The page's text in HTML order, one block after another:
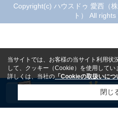
Copyright(c) ハウスドゥ 愛西（
ト） All
当サイトでは、お客様の当サイト利用状
して、クッキー（Cookie）を使用してい
詳しくは、当社の「Cookieの取扱いにつ
閉じ